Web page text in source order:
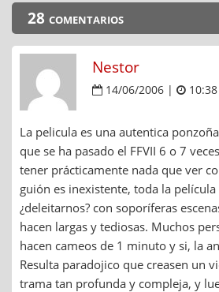
28 comentarios
Nestor
14/06/2006 | 10:38
La pelicula es una autentica
que se ha pasado el FFVII 6 o 7
tener prácticamente nada que ver
guión es inexistente, toda la
¿deleitarnos? con soporíferas
hacen largas y tediosas. Muchos
hacen cameos de 1 minuto y si, la
Resulta paradojico que creasen un
trama tan profunda y compleja, y